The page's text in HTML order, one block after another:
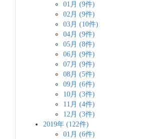
01月 (9件)
02月 (9件)
03月 (10件)
04月 (9件)
05月 (8件)
06月 (9件)
07月 (9件)
08月 (5件)
09月 (6件)
10月 (3件)
11月 (4件)
12月 (3件)
2019年 (122件)
01月 (6件)